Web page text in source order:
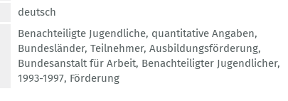
deutsch
Benachteiligte Jugendliche, quantitative Angaben,
Bundesländer, Teilnehmer, Ausbildungsförderung,
Bundesanstalt für Arbeit, Benachteiligter Jugendlicher,
1993-1997, Förderung